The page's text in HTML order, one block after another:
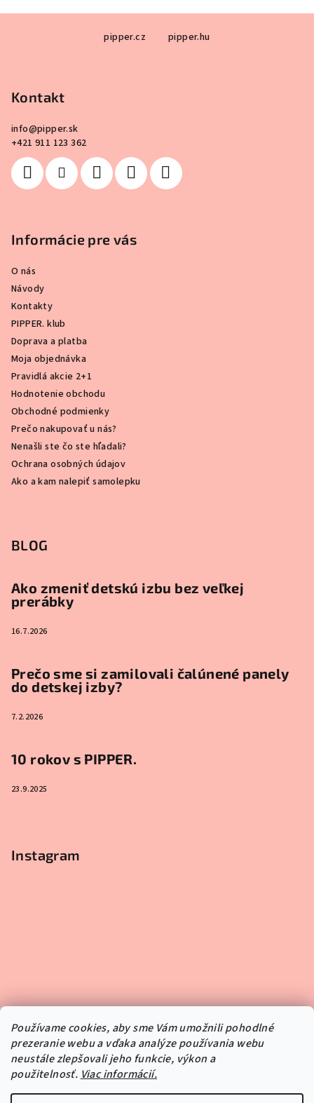
Používame cookies, aby sme Vám umožnili pohodlné
prezeranie webu a vďaka analýze používania webu
neustále zlepšovali jeho funkcie, výkon a
použitelnosť. Viac informácií.
pipper.cz pipper.hu
Kontakt
info@pipper.sk
+421 911 123 362
Informácie pre vás
O nás
Návody
Kontakty
PIPPER. klub
Doprava a platba
Moja objednávka
Pravidlá akcie 2+1
Hodnotenie obchodu
Obchodné podmienky
Prečo nakupovať u nás?
Nenašli ste čo ste hľadali?
Ochrana osobných údajov
Ako a kam nalepiť samolepku
BLOG
Ako zmeniť detskú izbu bez veľkej
prerábky
16.7.2026
Prečo sme si zamilovali čalúnené panely
do detskej izby?
7.2.2026
10 rokov s PIPPER.
23.9.2025
Instagram